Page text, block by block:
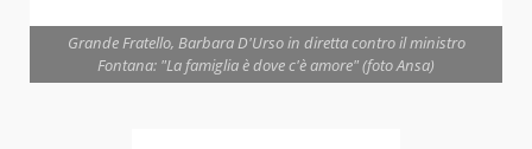
Grande Fratello, Barbara D'Urso in diretta contro il ministro
Fontana: "La famiglia è dove c'è amore" (foto Ansa)